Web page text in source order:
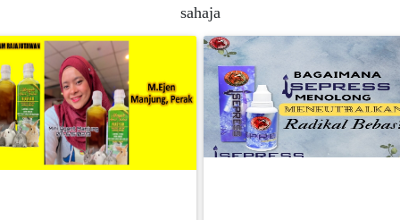
sahaja
FESYEN
WANITA(0)
KECANTIKAN(7)